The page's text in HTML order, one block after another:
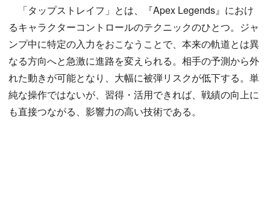
「タップストレイフ」とは、『Apex Legends』におけ
るキャラクターコントロールのテクニックのひとつ。ジャ
ンプ中に特定の入力をおこなうことで、本来の軌道とは異
なる方向へと急激に進路を変えられる。相手の予測から外
れた動きが可能となり、大幅に被弾リスクが低下する。単
純な操作ではないが、習得・活用できれば、戦績の向上に
も直接つながる、影響力の高い技術である。